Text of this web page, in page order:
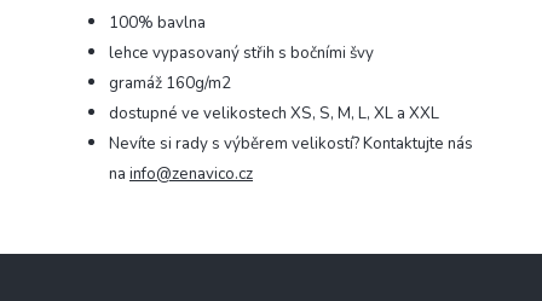
100% bavlna
lehce vypasovaný střih s bočními švy
gramáž 160g/m2
dostupné ve velikostech XS, S, M, L, XL a XXL
Nevíte si rady s výběrem velikostí? Kontaktujte nás
na info@zenavico.cz